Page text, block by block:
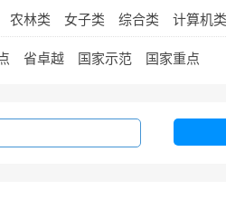
农林类 女子类 综合类 计算机类
省卓越 国家示范 国家重点